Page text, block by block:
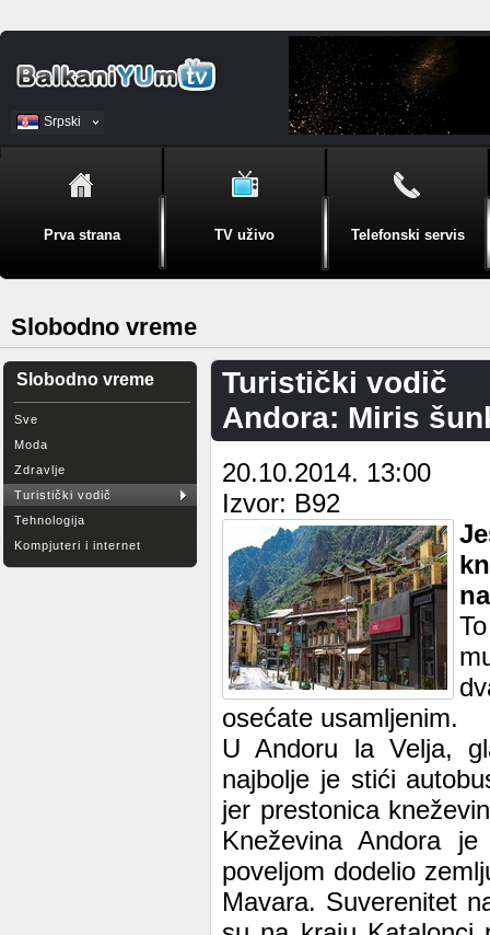
Srpski
BiH
Prva strana TV uživo Telefonski servis
Slobodno vreme
Slobodno vreme
Sve
Moda
Zdravlje
Turistički vodič
Tehnologija
Kompjuteri i internet
Turistički vodič
Andora: Miris
20.10.2014. 13:00
Izvor: B92
osećate usamljenim.
U Andoru la Velja,
najbolje je stići
jer prestonica
Kneževina Andora
poveljom dodelio
Mavara. Suverenitet